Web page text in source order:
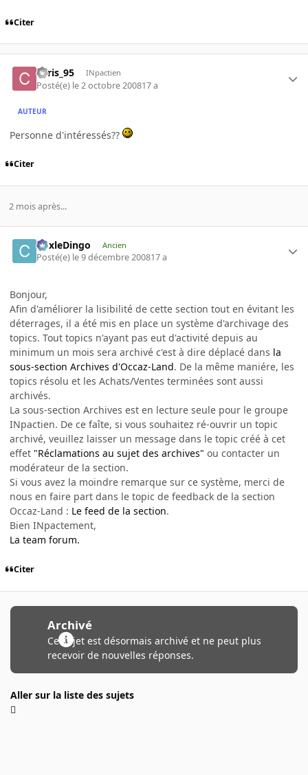
Citer
chris_95 INpactien
Posté(e) le 2 octobre 200817 a
AUTEUR
Personne d'intéressés??
Citer
2 mois après...
CoxleDingo Ancien
Posté(e) le 9 décembre 200817 a
Bonjour,
Afin d'améliorer la lisibilité de cette section tout en évitant les
déterrages, il a été mis en place un système d'archivage des
topics. Tout topics n'ayant pas eut d'activité depuis au
minimum un mois sera archivé c'est à dire déplacé dans la
sous-section Archives d'Occaz-Land. De la même maniére, les
topics résolu et les Achats/Ventes terminées sont aussi
archivés.
La sous-section Archives est en lecture seule pour le groupe
INpactien. De ce faîte, si vous souhaitez ré-ouvrir un topic
archivé, veuillez laisser un message dans le topic créé à cet
effet "Réclamations au sujet des archives" ou contacter un
modérateur de la section.
Si vous avez la moindre remarque sur ce système, merci de
nous en faire part dans le topic de feedback de la section
Occaz-Land : Le feed de la section.
Bien INpactement,
La team forum.
Citer
Archivé
Ce sujet est désormais archivé et ne peut plus
recevoir de nouvelles réponses.
Aller sur la liste des sujets